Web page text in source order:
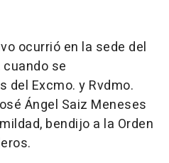
ocurrió en la sede del
se
del Excmo. y Rvdmo.
Ángel Saiz Meneses
bendijo a la Orden